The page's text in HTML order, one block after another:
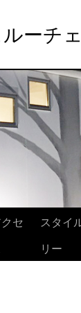
ーチ
セ
スタイ
リー